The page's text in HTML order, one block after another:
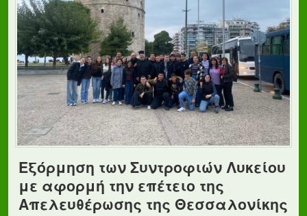
Εξόρμηση των Συντροφιών Λυκείου
με αφορμή την επέτειο της
Απελευθέρωσης της Θεσσαλονίκης